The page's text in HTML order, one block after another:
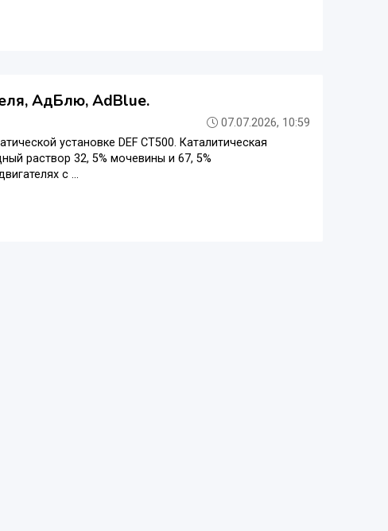
АдБлю, AdBlue.
07.07.2026, 10:59
установке DEF CT500. Каталитическая
раствор 32, 5% мочевины и 67, 5%
с ...